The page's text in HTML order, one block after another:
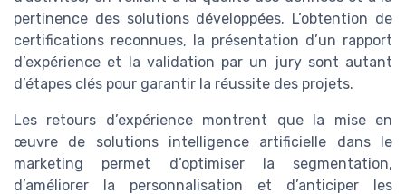
pertinence des solutions développées. L’obtention de
certifications reconnues, la présentation d’un rapport
d’expérience et la validation par un jury sont autant
d’étapes clés pour garantir la réussite des projets.
Les retours d’expérience montrent que la mise en
œuvre de solutions intelligence artificielle dans le
marketing permet d’optimiser la segmentation,
d’améliorer la personnalisation et d’anticiper les